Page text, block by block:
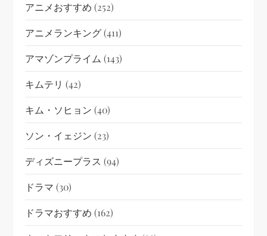
アニメおすすめ (252)
アニメランキング(411)
アマゾンプライム (143)
キムテリ (42)
キム・ソヒョン (40)
ソン・イェジン (23)
ディズニープラス (94)
ドラマ (30)
ドラマおすすめ (162)